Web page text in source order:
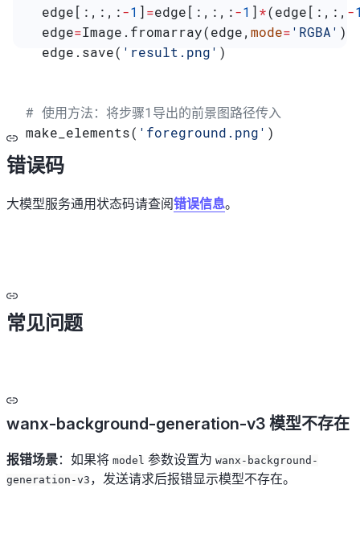
  edge[:,:,:
-1 ] =edge[:,:,:-1 ] *(edge[:,:, -
  edge
=Image.fromarray(edge, mode='RGBA' )
  edge.save(
'result.png' )
# 使用方法：将步骤1导出的前景图路径传入
make_elements( 'foreground.png' )
错误码
大模型服务通用状态码请查阅错误信息。
常见问题
wanx-background-generation-v3 模型不存在
报错场景：如果将 model 参数设置为 wanx-background-
generation-v3 ，发送请求后报错显示模型不存在。